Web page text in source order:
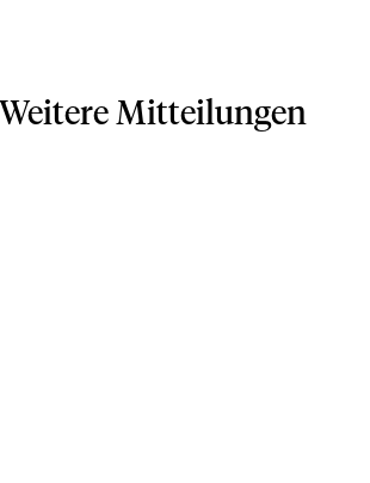
Weitere Mitteilungen